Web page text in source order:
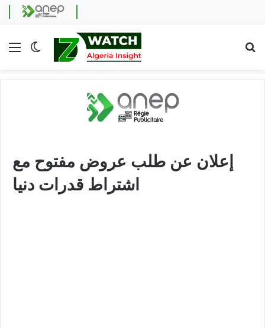
Menu Switch skin
إعلان عن طلب عروض مفتوح مع
اشتراط قدرات دنيا